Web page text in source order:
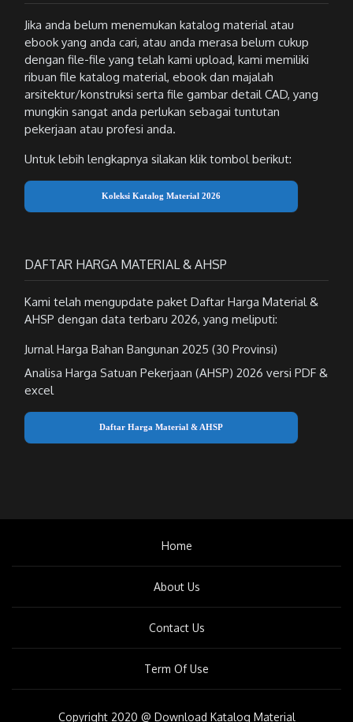
Jika anda belum menemukan katalog material atau
ebook yang anda cari, atau anda merasa belum cukup
dengan file-file yang telah kami upload, kami memiliki
ribuan file katalog material, ebook dan majalah
arsitektur/konstruksi serta file gambar detail CAD, yang
mungkin sangat anda perlukan sebagai tuntutan
pekerjaan atau profesi anda.
Untuk lebih lengkapnya silakan klik tombol berikut:
Koleksi Katalog Material 2026
DAFTAR HARGA MATERIAL & AHSP
Kami telah mengupdate paket Daftar Harga Material &
AHSP dengan data terbaru 2026, yang meliputi:
Jurnal Harga Bahan Bangunan 2025 (30 Provinsi)
Analisa Harga Satuan Pekerjaan (AHSP) 2026 versi PDF &
excel
Daftar Harga Material & AHSP
Home
About Us
Contact Us
Term Of Use
Copyright 2020 @ Download Katalog Material